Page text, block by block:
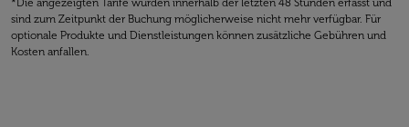
*Die angezeigten Tarife wurden innerhalb der letzten 48 Stunden erfasst und
sind zum Zeitpunkt der Buchung möglicherweise nicht mehr verfügbar. Für
optionale Produkte und Dienstleistungen können zusätzliche Gebühren und
Kosten anfallen.